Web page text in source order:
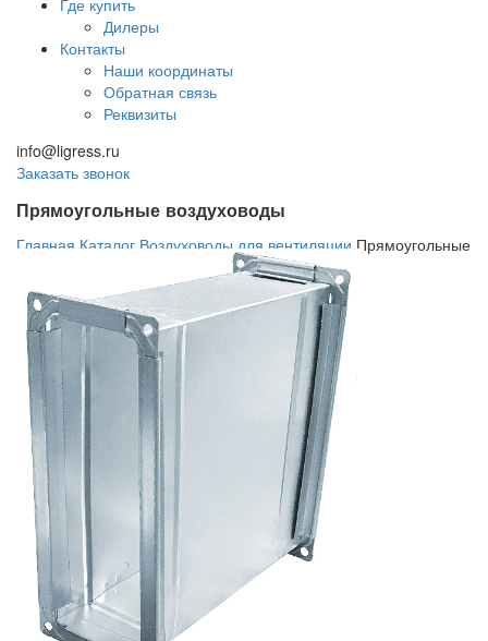
Где купить
Дилеры
Контакты
Наши координаты
Обратная связь
Реквизиты
info@ligress.ru
Заказать звонок
Прямоугольные воздуховоды
Главная Каталог Воздуховоды для вентиляции Прямоугольные